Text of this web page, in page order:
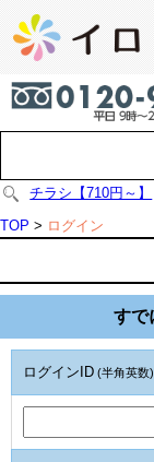
チラシ【710円～】
TOP > ログイン
すで
ログインID (半角英数)